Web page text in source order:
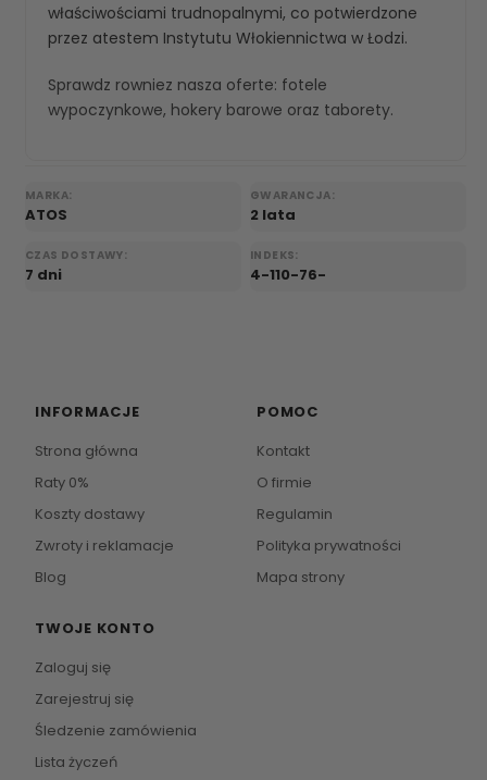
właściwościami trudnopalnymi, co potwierdzone
przez atestem Instytutu Włokiennictwa w Łodzi.
Sprawdz rowniez nasza oferte: fotele
wypoczynkowe, hokery barowe oraz taborety.
MARKA:
ATOS
GWARANCJA:
2 lata
CZAS DOSTAWY:
7 dni
INDEKS:
4-110-76-
INFORMACJE
Strona główna
Raty 0%
Koszty dostawy
Zwroty i reklamacje
Blog
POMOC
Kontakt
O firmie
Regulamin
Polityka prywatności
Mapa strony
TWOJE KONTO
Zaloguj się
Zarejestruj się
Śledzenie zamówienia
Lista życzeń